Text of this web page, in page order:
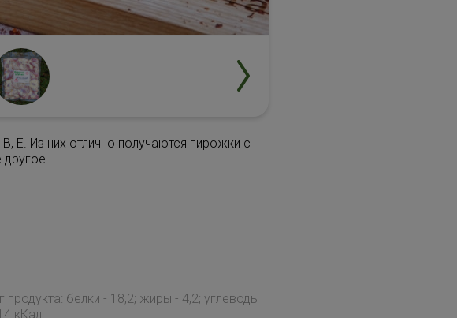
E. Из них отлично получаются пирожки с
другое
белки - 18,2; жиры - 4,2; углеводы
кКал